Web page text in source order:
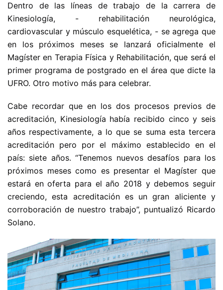
Dentro de las líneas de trabajo de la carrera de
Kinesiología, - rehabilitación neurológica,
cardiovascular y músculo esquelética, - se agrega que
en los próximos meses se lanzará oficialmente el
Magíster en Terapia Física y Rehabilitación, que será el
primer programa de postgrado en el área que dicte la
UFRO. Otro motivo más para celebrar.
Cabe recordar que en los dos procesos previos de
acreditación, Kinesiología había recibido cinco y seis
años respectivamente, a lo que se suma esta tercera
acreditación pero por el máximo establecido en el
país: siete años. “Tenemos nuevos desafíos para los
próximos meses como es presentar el Magíster que
estará en oferta para el año 2018 y debemos seguir
creciendo, esta acreditación es un gran aliciente y
corroboración de nuestro trabajo”, puntualizó Ricardo
Solano.